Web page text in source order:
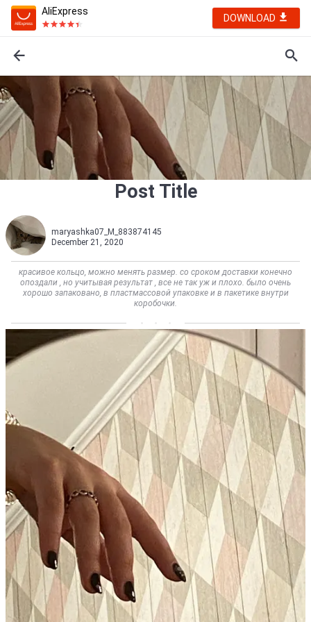
AliExpress
DOWNLOAD
Post Title
maryashka07_M_883874145
December 21, 2020
красивое кольцо, можно менять размер. со сроком доставки конечно
опоздали , но учитывая результат , все не так уж и плохо. было очень
хорошо запаковано, в пластмассовой упаковке и в пакетике внутри
коробочки.